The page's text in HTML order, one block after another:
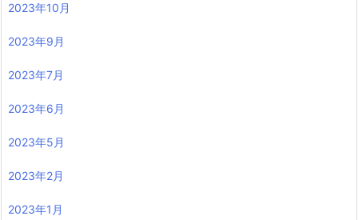
2023年10月
2023年9月
2023年7月
2023年6月
2023年5月
2023年2月
2023年1月